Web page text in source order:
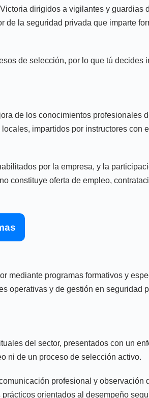
dirigidos a vigilantes y guardias
la seguridad privada que imparte
de selección, por lo que tú decides
de los conocimientos profesionales
impartidos por instructores con
por la empresa, y la
constituye oferta de empleo,
mediante programas formativos y
operativas y de gestión en seguridad
del sector, presentados con un
ni de un proceso de selección activo.
profesional y observación
orientados al desempeño